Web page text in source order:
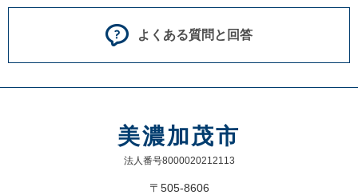
よくある質問と回答
美濃加茂市
法人番号8000020212113
〒505-8606